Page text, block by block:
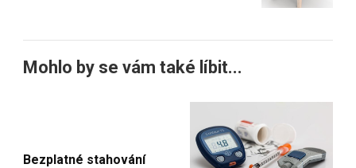
Mohlo by se vám také líbit...
Bezplatné stahování